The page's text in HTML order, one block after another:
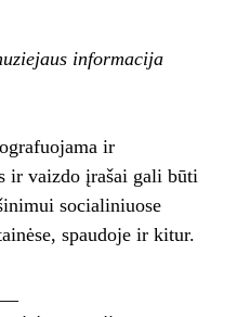
informacija
ir
ir vaizdo įrašai gali būti
socialiniuose
spaudoje ir kitur.